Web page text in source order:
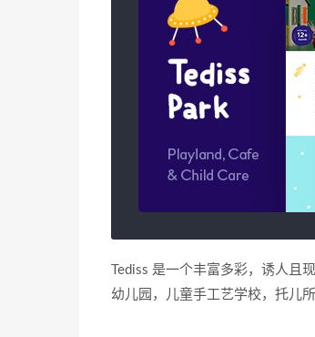
Tediss 是一个丰富多彩，诱人且
幼儿园，儿童手工艺学校，托儿